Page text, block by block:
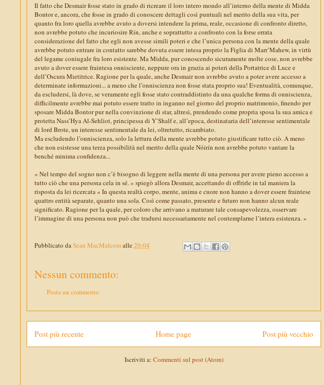
Il fatto che Desmair fosse stato in grado di ricreare il loro intero mondo all’interno della mente di Midda
Bontor e, ancora, che fosse in grado di conoscere dettagli così puntuali nel merito della sua vita, per
quanto fra loro quella avrebbe avuto a doversi intendere la prima, reale, occasione di confronto diretto,
non avrebbe potuto che incuriosire Rín, anche e soprattutto a confronto con la forse errata
considerazione del fatto che egli non avesse simili poteri e che l’unica persona con la mente della quale
avrebbe potuto entrare in contatto sarebbe dovuta essere intesa proprio la Figlia di Marr’Mahew, in virtù
del legame coniugale fra loro esistente. Ma Midda, pur conoscendo sicuramente molte cose, non avrebbe
avuto a dover essere fraintesa onnisciente, neppure ora in grazia ai poteri della Portatrice di Luce e
dell’Oscura Mietitrice. Ragione per la quale, anche Desmair non avrebbe avuto a poter avere accesso a
determinate informazioni... a meno che l’onniscienza non fosse stata proprio sua! Eventualità, comunque,
da escludersi, là dove, se veramente egli fosse stato contraddistinto da una qualche forma di onniscienza,
difficilmente avrebbe mai potuto essere tratto in inganno nel giorno del proprio matrimonio, finendo per
sposare Midda Bontor pur nella convinzione di star, altresì, prendendo come propria sposa la sua amica e
protetta Nass’Hya Al-Sehliot, principessa di Y’Shalf e, all’epoca, destinataria dell’interesse sentimentale
di lord Brote, un interesse sentimentale da lei, oltretutto, ricambiato.
Ma escludendo l’onniscienza, solo la lettura della mente avrebbe potuto giustificare tutto ciò. A meno
che non esistesse una terza possibilità nel merito della quale Nóirín non avrebbe potuto vantare la
benché minima confidenza...
« Nel tempo del sogno non c’è bisogno di leggere nella mente di una persona per avere pieno accesso a
tutto ciò che una persona cela in sé. » spiegò allora Desmair, accettando di offrirle in tal maniera la
risposta da lei ricercata « In questa realtà corpo, mente, anima e cuore non hanno a dover essere fraintese
quattro entità separate, quanto una sola. Così come passato, presente e futuro non hanno alcun reale
significato. Ragione per la quale, per coloro che arrivano a maturare tale consapevolezza, osservare
l’immagine di una persona non può che tradursi necessariamente nel contemplarne l’intera esistenza. »
Pubblicato daSean MacMalcomalle 20:04
Nessun commento:
Posta un commento
Post più recente Post più vecchio
Home page
Iscriviti a: Commenti sul post (Atom)